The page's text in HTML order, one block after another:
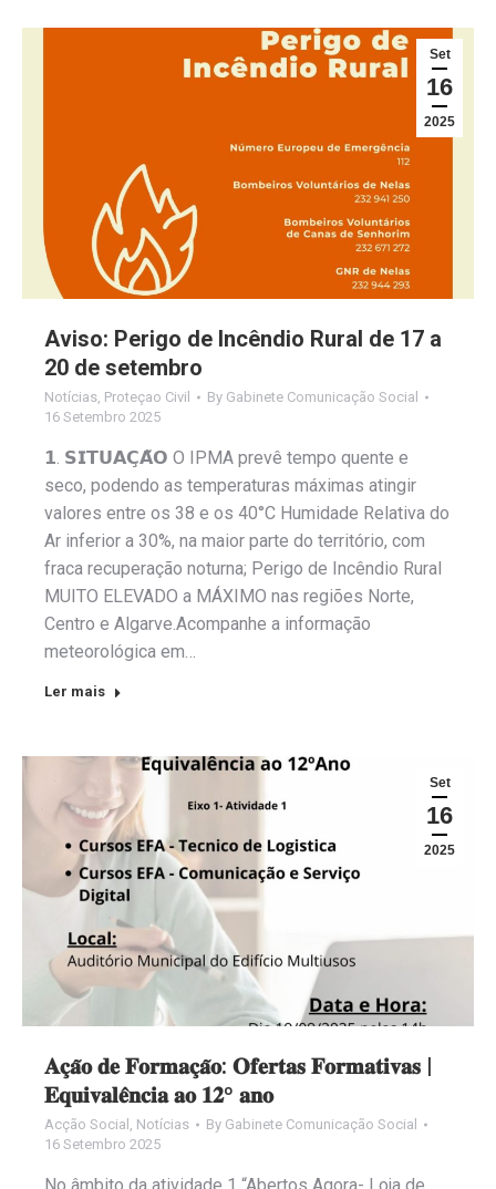
Set
16
2025
Aviso: Perigo de Incêndio Rural de 17 a
20 de setembro
Notícias Proteçao Civil By Gabinete Comunicação Social
16 Setembro 2025
𝟭. 𝗦𝗜𝗧𝗨𝗔𝗖̧𝗔̃𝗢 O IPMA prevê tempo quente e
seco, podendo as temperaturas máximas atingir
valores entre os 38 e os 40°C Humidade Relativa do
Ar inferior a 30%, na maior parte do território, com
fraca recuperação noturna; Perigo de Incêndio Rural
MUITO ELEVADO a MÁXIMO nas regiões Norte,
Centro e Algarve.Acompanhe a informação
meteorológica em…
Ler mais
Set
16
2025
𝐀𝐜̧𝐚̃𝐨 𝐝𝐞 𝐅𝐨𝐫𝐦𝐚𝐜̧𝐚̃𝐨: 𝐎𝐟𝐞𝐫𝐭𝐚𝐬 𝐅𝐨𝐫𝐦𝐚𝐭𝐢𝐯𝐚𝐬 |
𝐄𝐪𝐮𝐢𝐯𝐚𝐥𝐞̂𝐧𝐜𝐢𝐚 𝐚𝐨 𝟏𝟐º 𝐚𝐧𝐨
Acção Social , Notícias By Gabinete Comunicação Social
16 Setembro 2025